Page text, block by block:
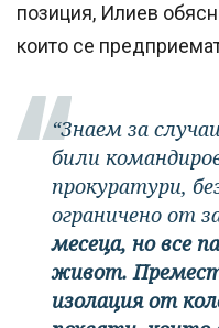
позиция, Илиев
които се
“Знаем за
били
прокуратури,
ограничено от
месеца, но все
живот.
изолация от